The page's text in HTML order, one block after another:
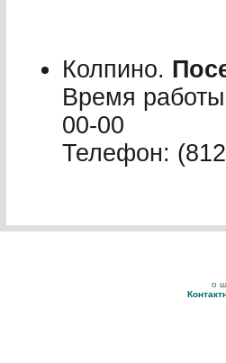
Колпино.
Время
00-00
Телефон:
о